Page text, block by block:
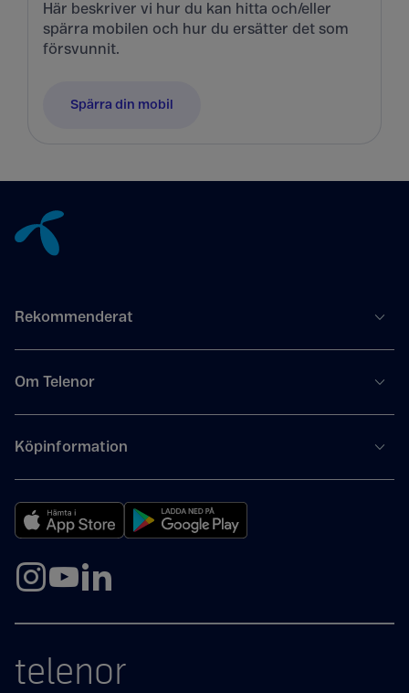
Här beskriver vi hur du kan hitta och/eller
spärra mobilen och hur du ersätter det som
försvunnit.
Spärra din mobil
Rekommenderat
Om Telenor
Köpinformation
telenor